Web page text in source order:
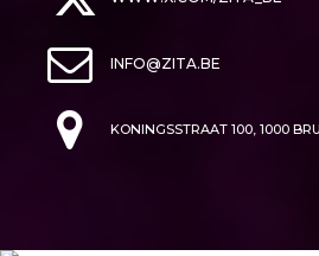
INFO@ZITA.BE
KONINGSSTRAAT 100, 1000